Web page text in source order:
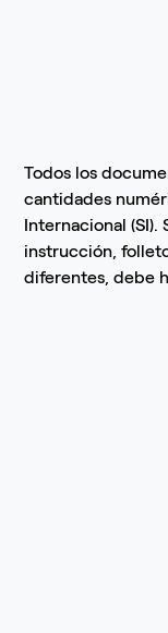
Todos los
cantidades
Internacional
instrucción,
diferentes, debe